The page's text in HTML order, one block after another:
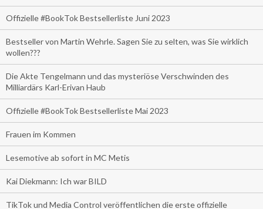
Offizielle #BookTok Bestsellerliste Juni 2023
Bestseller von Martin Wehrle. Sagen Sie zu selten, was Sie wirklich
wollen???
Die Akte Tengelmann und das mysteriöse Verschwinden des
Milliardärs Karl-Erivan Haub
Offizielle #BookTok Bestsellerliste Mai 2023
Frauen im Kommen
Lesemotive ab sofort in MC Metis
Kai Diekmann: Ich war BILD
TikTok und Media Control veröffentlichen die erste offizielle